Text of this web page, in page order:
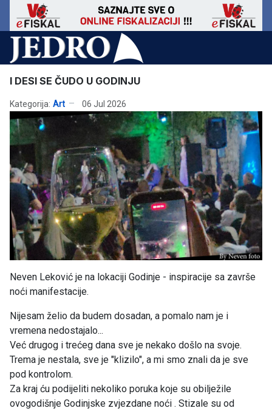
I DESI SE ČUDO U GODINJU
Kategorija: Art 06 Jul 2026
Neven Leković je na lokaciji Godinje - inspiracije sa završe
noći manifestacije.
Nijesam želio da budem dosadan, a pomalo nam je i
vremena nedostajalo...
Već drugog i trećeg dana sve je nekako došlo na svoje.
Trema je nestala, sve je "klizilo", a mi smo znali da je sve
pod kontrolom.
Za kraj ću podijeliti nekoliko poruka koje su obilježile
ovogodišnje Godinjske zvjezdane noći . Stizale su od